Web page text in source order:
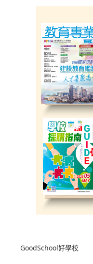
GoodSchool好學校